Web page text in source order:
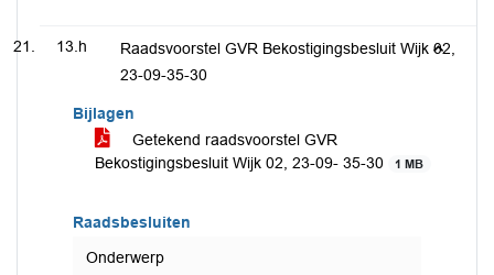
13.h
Raadsvoorstel GVR Bekostigingsbesluit Wijk 02,
23-09-35-30
Bijlagen
Getekend raadsvoorstel GVR
Bekostigingsbesluit Wijk 02, 23-09- 35-30
1 MB
Raadsbesluiten
Onderwerp